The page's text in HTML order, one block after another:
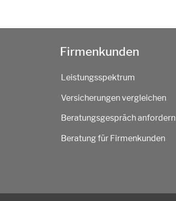
Firmenkunden
Leistungsspektrum
Versicherungen vergleichen
Beratungsgespräch anfordern
Beratung für Firmenkunden